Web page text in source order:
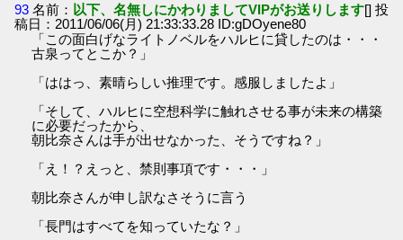
93 名前： 以下、名無しにかわりましてVIPがお送りします[] 投
稿日：2011/06/06(月) 21:33:33.28 ID:gDOyene80
「この面白げなライトノベルをハルヒに貸したのは・・・
古泉ってとこか？」
「ははっ、素晴らしい推理です。感服しましたよ」
「そして、ハルヒに空想科学に触れさせる事が未来の構築
に必要だったから、
朝比奈さんは手が出せなかった、そうですね？」
「え！？えっと、禁則事項です・・・」
朝比奈さんが申し訳なさそうに言う
「長門はすべてを知っていたな？」